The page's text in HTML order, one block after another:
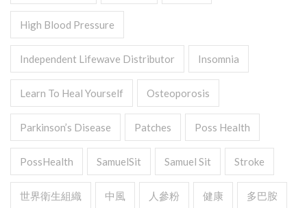
High Blood Pressure
Independent Lifewave Distributor Insomnia
Learn To Heal Yourself Osteoporosis
Parkinson’s Disease Patches Poss Health
PossHealth SamuelSit Samuel Sit Stroke
世界衛生組織 中風 人參粉 健康 多巴胺